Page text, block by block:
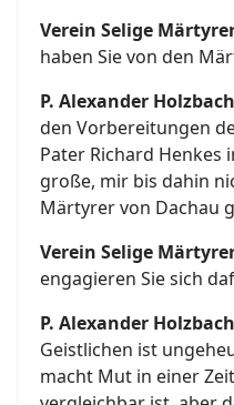
Verein Selige
haben Sie von den
P. Alexander
den Vorbereitungen
Pater Richard Henkes
große, mir bis dahin
Märtyrer von Dachau
Verein Selige
engagieren Sie sich
P. Alexander
Geistlichen ist
macht Mut in einer